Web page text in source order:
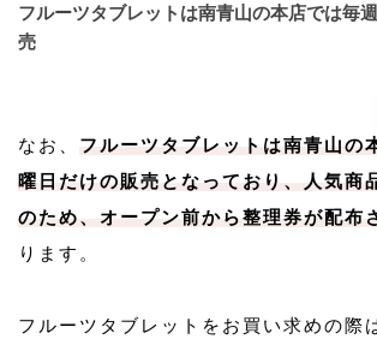
フルーツタブレットは南青山の本店では毎
売
なお、 フルーツタブレットは南青山の
曜日だけの販売となっており、人気商
のため、オープン前から整理券が配布
ります。
フルーツタブレットをお買い求めの際